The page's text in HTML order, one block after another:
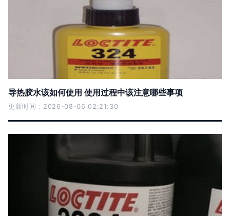
导热胶水该如何使用 使用过程中该注意哪些事项
更新时间：2026-08-06 02:21:30